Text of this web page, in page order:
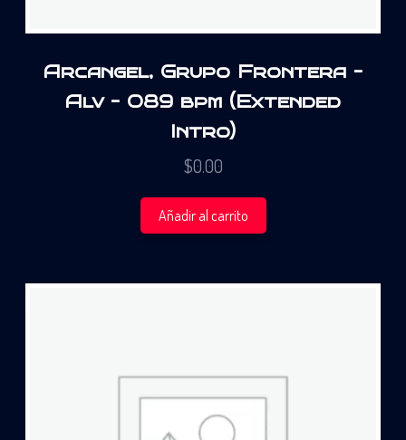
Arcangel, Grupo Frontera –
Alv – 089 bpm (Extended
Intro)
$0.00
Añadir al carrito